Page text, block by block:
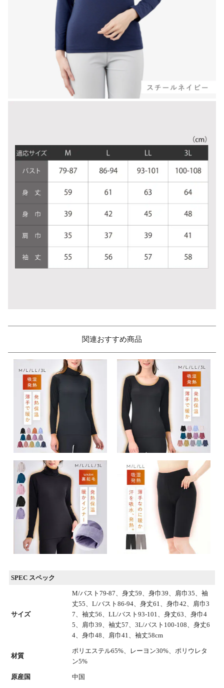
関連おすすめ商品
SPEC スペック
サイズ
M/バスト79-87、身丈59、身巾39、肩巾35、袖
丈55、L/バスト86-94、身丈61、身巾42、肩巾3
7、袖丈56、LL/バスト93-101、身丈63、身巾4
5、肩巾39、袖丈57、3L/バスト100-108、身丈6
4、身巾48、肩巾41、袖丈58cm
材質
ポリエステル65%、レーヨン30%、ポリウレタ
ン5%
原産国 中国